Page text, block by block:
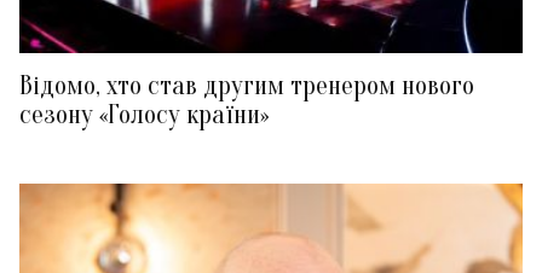
Відомо, хто став другим тренером нового
сезону «Голосу країни»